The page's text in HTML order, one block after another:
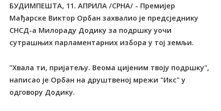
БУДИМПЕШТА, 11. АПРИЛА /СРНА/ - Премијер
Мађарске Виктор Орбан захвалио је предсједнику
СНСД-а Милораду Додику за подршку уочи
сутрашњих парламентарних избора у тој земљи.
"Хвала ти, пријатељу. Веома цијеним твоју подршку",
написао је Орбан на друштвеној мрежи "Икс" у
одговору Додику.